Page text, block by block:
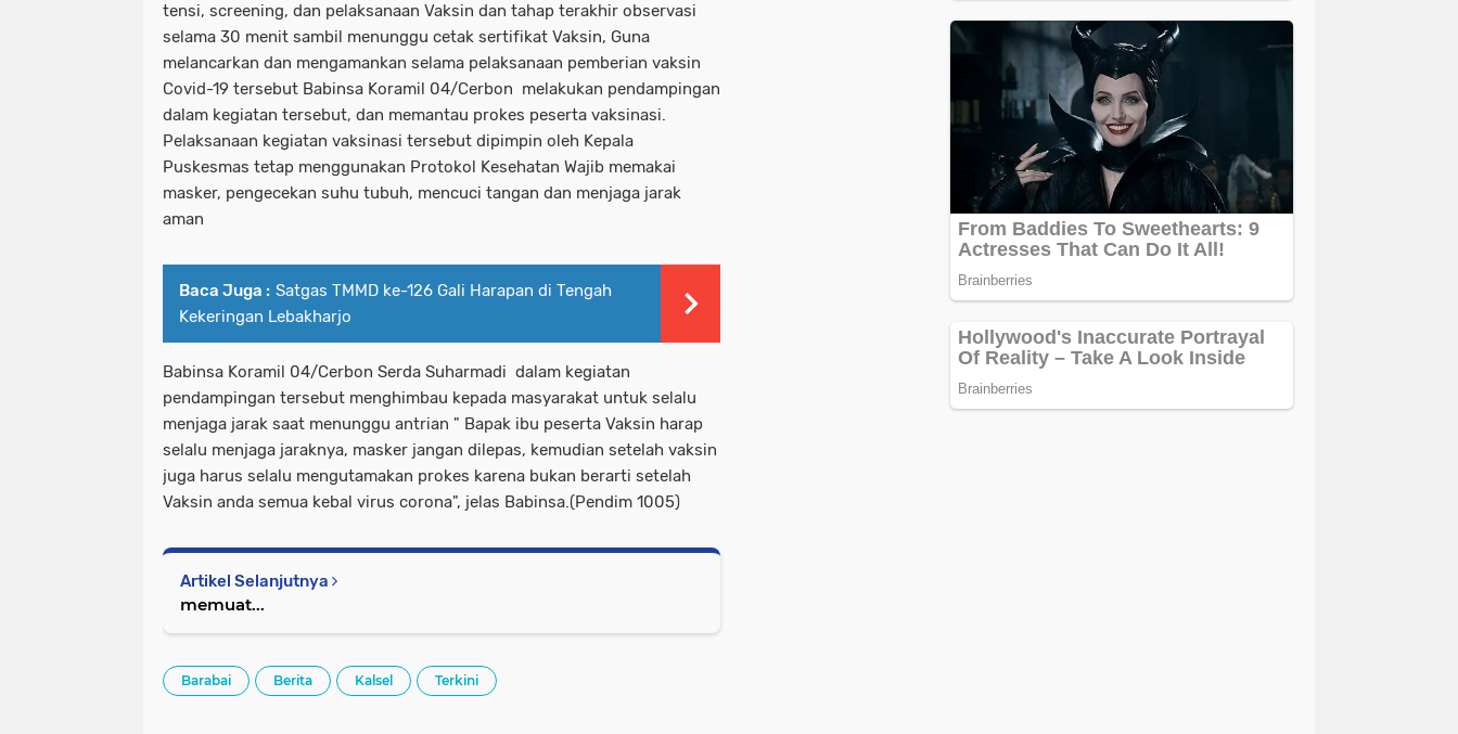
tensi, screening, dan pelaksanaan Vaksin dan tahap terakhir observasi
selama 30 menit sambil menunggu cetak sertifikat Vaksin, Guna
melancarkan dan mengamankan selama pelaksanaan pemberian vaksin
Covid-19 tersebut Babinsa Koramil 04/Cerbon melakukan pendampingan
dalam kegiatan tersebut, dan memantau prokes peserta vaksinasi.
Pelaksanaan kegiatan vaksinasi tersebut dipimpin oleh Kepala
Puskesmas tetap menggunakan Protokol Kesehatan Wajib memakai
masker, pengecekan suhu tubuh, mencuci tangan dan menjaga jarak
aman
Baca Juga : Satgas TMMD ke-126 Gali Harapan di Tengah
Kekeringan Lebakharjo
Babinsa Koramil 04/Cerbon Serda Suharmadi dalam kegiatan
pendampingan tersebut menghimbau kepada masyarakat untuk selalu
menjaga jarak saat menunggu antrian " Bapak ibu peserta Vaksin harap
selalu menjaga jaraknya, masker jangan dilepas, kemudian setelah vaksin
juga harus selalu mengutamakan prokes karena bukan berarti setelah
Vaksin anda semua kebal virus corona", jelas Babinsa.(Pendim 1005)
Artikel Selanjutnya
memuat...
Barabai Berita Kalsel Terkini